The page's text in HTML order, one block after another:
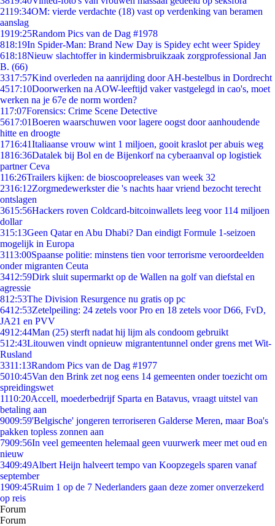
2119:34OM: vierde verdachte (18) vast op verdenking van beramen
aanslag
1919:25Random Pics van de Dag #1978
818:19In Spider-Man: Brand New Day is Spidey echt weer Spidey
618:18Nieuw slachtoffer in kindermisbruikzaak zorgprofessional Jan
B. (66)
3317:57Kind overleden na aanrijding door AH-bestelbus in Dordrecht
4517:10Doorwerken na AOW-leeftijd vaker vastgelegd in cao's, moet
werken na je 67e de norm worden?
117:07Forensics: Crime Scene Detective
5617:01Boeren waarschuwen voor lagere oogst door aanhoudende
hitte en droogte
1716:41Italiaanse vrouw wint 1 miljoen, gooit kraslot per abuis weg
1816:36Datalek bij Bol en de Bijenkorf na cyberaanval op logistiek
partner Ceva
116:26Trailers kijken: de bioscoopreleases van week 32
2316:12Zorgmedewerkster die 's nachts haar vriend bezocht terecht
ontslagen
3615:56Hackers roven Coldcard-bitcoinwallets leeg voor 114 miljoen
dollar
315:13Geen Qatar en Abu Dhabi? Dan eindigt Formule 1-seizoen
mogelijk in Europa
3113:00Spaanse politie: minstens tien voor terrorisme veroordeelden
onder migranten Ceuta
3412:59Dirk sluit supermarkt op de Wallen na golf van diefstal en
agressie
812:53The Division Resurgence nu gratis op pc
6412:53Zetelpeiling: 24 zetels voor Pro en 18 zetels voor D66, FvD,
JA21 en PVV
4912:44Man (25) sterft nadat hij lijm als condoom gebruikt
512:43Litouwen vindt opnieuw migrantentunnel onder grens met Wit-
Rusland
3311:13Random Pics van de Dag #1977
5010:45Van den Brink zet nog eens 14 gemeenten onder toezicht om
spreidingswet
1110:20Accell, moederbedrijf Sparta en Batavus, vraagt uitstel van
betaling aan
9009:59'Belgische' jongeren terroriseren Galderse Meren, maar Boa's
pakken topless zonnen aan
7909:56In veel gemeenten helemaal geen vuurwerk meer met oud en
nieuw
3409:49Albert Heijn halveert tempo van Koopzegels sparen vanaf
september
1909:45Ruim 1 op de 7 Nederlanders gaan deze zomer onverzekerd
op reis
Forum
Forum